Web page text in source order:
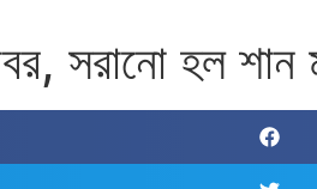
সরানো হল শান